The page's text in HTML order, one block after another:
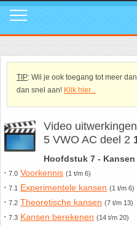
TIP: Wil je ook toegang tot meer dan
dan snel aan! Klik hier...
Video uitwerkingen
5 VWO AC deel 2
Hoofdstuk 7 - Kansen
⋅ 7.0 Voorkennis (1 t/m 6)
⋅ 7.1 Experimentele kansen (1 t/m 6)
⋅ 7.2 Theoretische kansen (7 t/m 13)
⋅ 7.3 Kansen berekenen (14 t/m 20)
Mavo
Mavo4: Hoofdstuk 1: Statistiek
Mavo4: Hoofdstuk 3: Afstanden
Mavo4: Hoofdstuk 4: Grafieken
Mavo4: Hoofdstuk 5: Rekenen,
Mavo4: Hoofdstuk 6: Vlakke
Calculators
Geogebra
WolframAlpha
1. ABC Formule
2. Cosinusregel
3. De Gulden Snede
4. De normale verdeling
5. Differentiëren - Afgeleide
6. Driehoek van Pascal
In de media
Instagram
Tik Tok
Facebook
LinkedIn
Youtube
Mail ons
Promo video
Download poster
Review ons
Privacy
Toppers
Instagram
Tik Tok
Facebook
LinkedIn
Youtube